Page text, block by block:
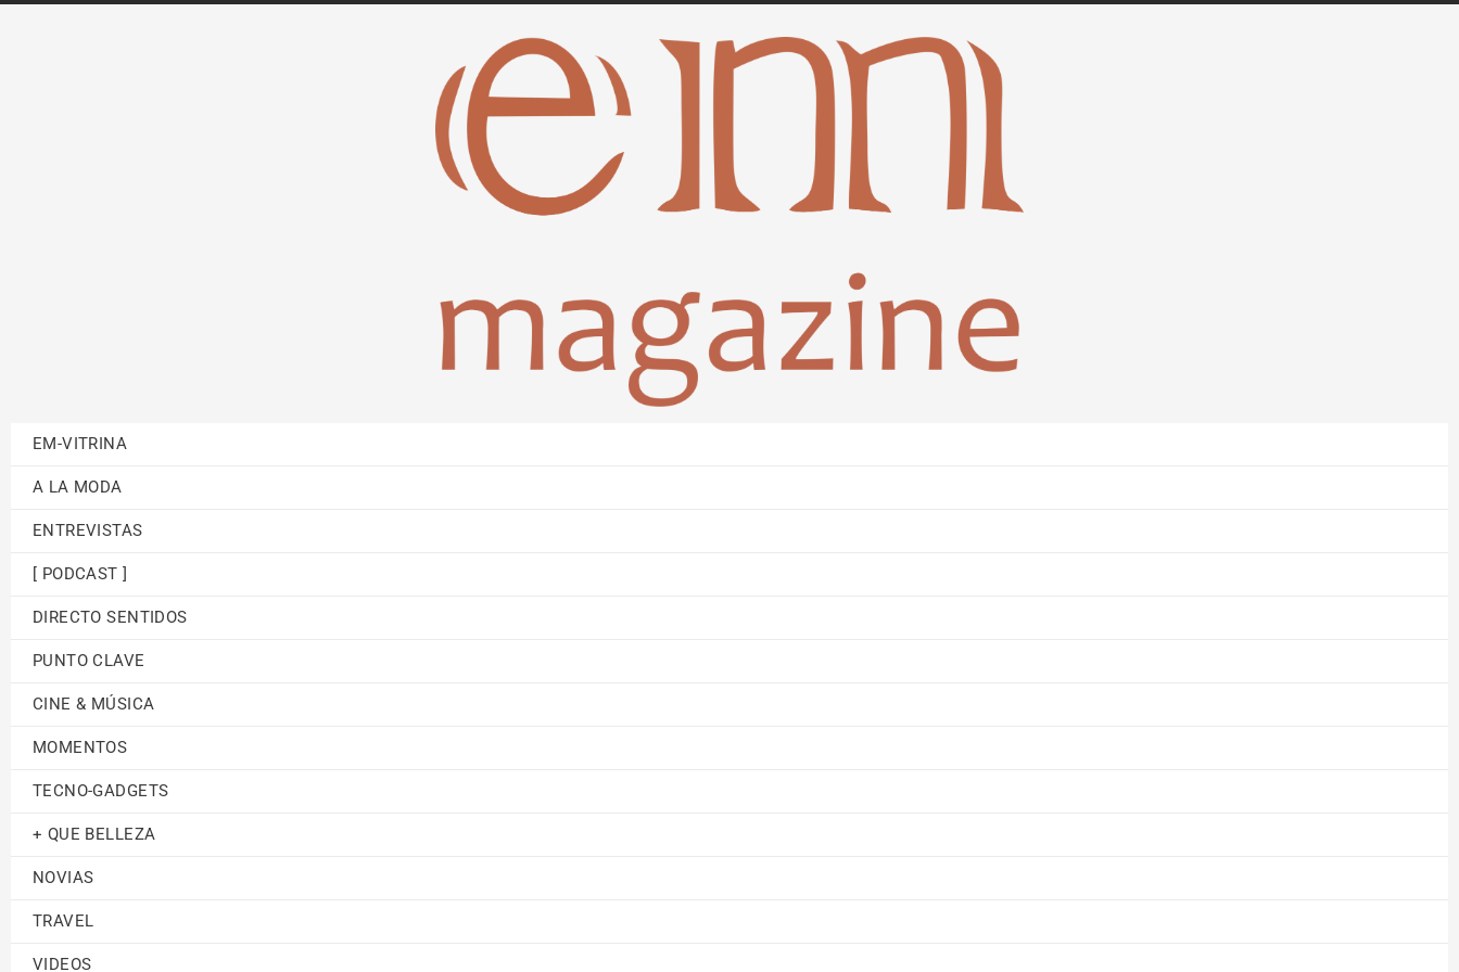
EM-VITRINA
A LA MODA
ENTREVISTAS
[ PODCAST ]
DIRECTO SENTIDOS
PUNTO CLAVE
CINE & MÚSICA
MOMENTOS
TECNO-GADGETS
+ QUE BELLEZA
NOVIAS
TRAVEL
VIDEOS